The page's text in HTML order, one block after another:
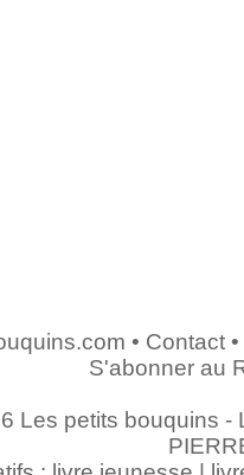
• Contact•
S'abonner au
Les petits bouquins -